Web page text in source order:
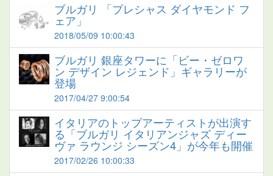
ブルガリ 「プレシャス ダイヤモンド フ
ェア」
2018/05/09 10:00:43
ブルガリ 銀座タワーに「ビー・ゼロワ
ン デザイン レジェンド」ギャラリーが
登場
2017/04/27 9:00:54
イタリアのトップアーティストが出演す
る「ブルガリ イタリアンジャズ ディー
ヴァ ラウンジ シーズン4」が今年も開催
2017/02/26 10:00:33